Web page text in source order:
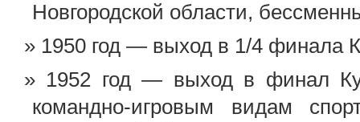
Новгородской области,
1950 год — выход в 1/4 финала
1952 год — выход в финал
командно-игровым видам